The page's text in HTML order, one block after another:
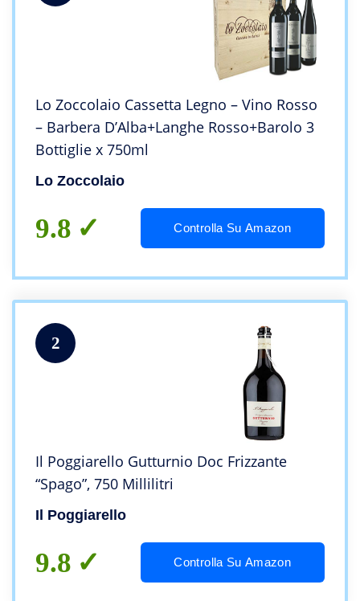
Lo Zoccolaio Cassetta Legno – Vino Rosso
– Barbera D’Alba+Langhe Rosso+Barolo 3
Bottiglie x 750ml
Lo Zoccolaio
9.8 Controlla Su Amazon
2
Il Poggiarello Gutturnio Doc Frizzante
“Spago”, 750 Millilitri
Il Poggiarello
9.8 Controlla Su Amazon